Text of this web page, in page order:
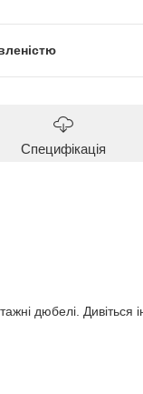
Специфікація
дюбелі. Дивіться